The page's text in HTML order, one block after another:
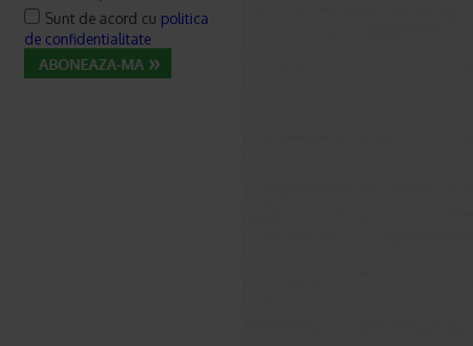
Sunt de acord cu politica
de confidentialitate